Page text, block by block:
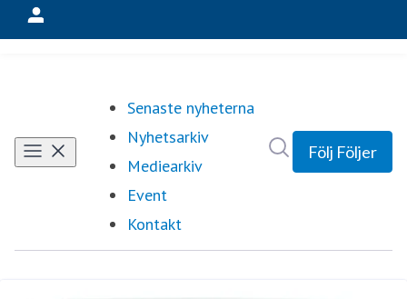
Senaste nyheterna
Nyhetsarkiv
Mediearkiv
Event
Kontakt
Följ Följer